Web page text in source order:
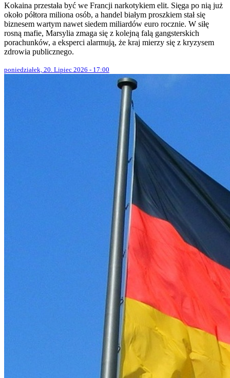
Kokaina przestała być we Francji narkotykiem elit. Sięga po nią już
około półtora miliona osób, a handel białym proszkiem stał się
biznesem wartym nawet siedem miliardów euro rocznie. W siłę
rosną mafie, Marsylia zmaga się z kolejną falą gangsterskich
porachunków, a eksperci alarmują, że kraj mierzy się z kryzysem
zdrowia publicznego.
poniedziałek, 20. Lipiec 2026 - 17:00